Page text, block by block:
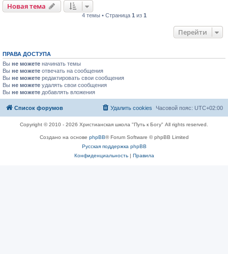
Новая тема
4 темы • Страница 1 из 1
Перейти
ПРАВА ДОСТУПА
Вы не можете начинать темы
Вы не можете отвечать на сообщения
Вы не можете редактировать свои сообщения
Вы не можете удалять свои сообщения
Вы не можете добавлять вложения
Список форумов Часовой пояс: UTC+02:00
Удалить cookies
Copyright © 2010 - 2026 Христианская школа "Путь к Богу" All rights reserved.
Создано на основе phpBB® Forum Software © phpBB Limited
Русская поддержка phpBB
Конфиденциальность| Правила